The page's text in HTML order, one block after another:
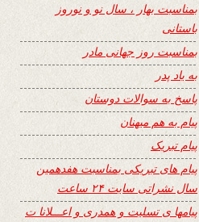
بمناسبت بهار ، سال نو و نوروز
باستانی
بمناسبت روز جهانی مادر
به یاد پدر
پاسخ به سوالات دوستان
پیام به هم میهنان
پیام تبریک
پیام های تبریکی بمناسبت هفدهمین
سال نشراتی سایت ۲۴ ساعت
پیامها ی تسلیت و همدری و اعـــلانا ت